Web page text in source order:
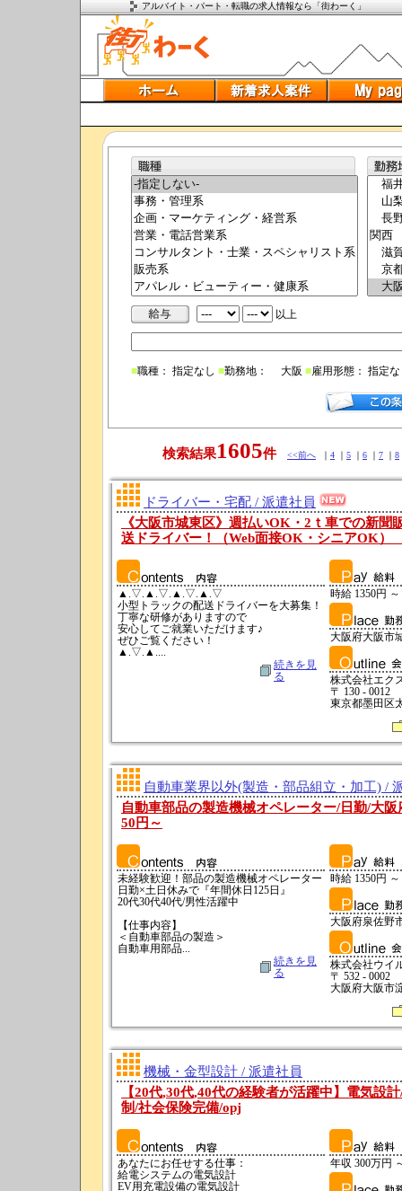
アルバイト・パート・転職の求人情報なら「街わーく」
以上
■職種： 指定なし ■勤務地： 大阪 ■雇用形態： 指定
検索結果1605件 <<前へ ｜ 4 ｜ 5 ｜ 6 ｜ 7 ｜ 8
ドライバー・宅配 / 派遣社員
《大阪市城東区》週払いOK・2ｔ車での新聞
送ドライバー！（Web面接OK・シニアOK
▲.▽.▲.▽.▲.▽.▲.▽
小型トラックの配送ドライバーを大募集！
丁寧な研修がありますので
安心してご就業いただけます♪
ぜひご覧ください！
▲.▽.▲....
続きを見
る
時給 1350円
大阪府大阪市
株式会社エク
〒 130 - 0012
東京都墨田区
自動車業界以外(製造・部品組立・加工) /
自動車部品の製造機械オペレーター/日勤/大
50円～
未経験歓迎！部品の製造機械オペレーター
日勤×土日休みで『年間休日125日』
20代30代40代/男性活躍中
【仕事内容】
＜自動車部品の製造＞
自動車用部品...
続きを見
る
時給 1350円
大阪府泉佐野
株式会社ウイ
〒 532 - 0002
大阪府大阪市
機械・金型設計 / 派遣社員
【20代,30代,40代の経験者が活躍中】電気設
制/社会保険完備/opj
あなたにお任せする仕事：
給電システムの電気設計
EV用充電設備の電気設計
年収 300万円